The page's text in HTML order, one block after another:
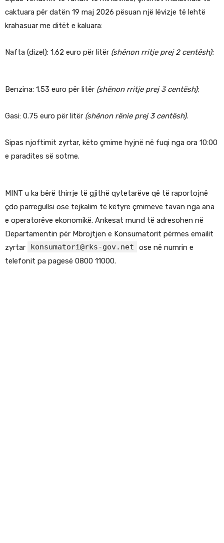
caktuara për datën 19 maj 2026 pësuan një lëvizje të lehtë
krahasuar me ditët e kaluara:
Nafta (dizel): 1.62 euro për litër (shënon rritje prej 2 centësh);
Benzina: 1.53 euro për litër (shënon rritje prej 3 centësh);
Gasi: 0.75 euro për litër (shënon rënie prej 3 centësh).
Sipas njoftimit zyrtar, këto çmime hyjnë në fuqi nga ora 10:00
e paradites së sotme.
MINT u ka bërë thirrje të gjithë qytetarëve që të raportojnë
çdo parregullsi ose tejkalim të këtyre çmimeve tavan nga ana
e operatorëve ekonomikë. Ankesat mund të adresohen në
Departamentin për Mbrojtjen e Konsumatorit përmes emailit
zyrtar
konsumatori@rks-gov.net
ose në numrin e
telefonit pa pagesë 0800 11000.